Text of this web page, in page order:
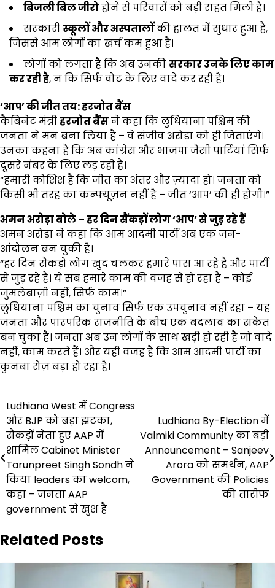
बिजली बिल जीरोहोने से परिवारों को बड़ी राहत मिली है।
सरकारीस्कूलों और अस्पतालोंकी हालत में सुधार हुआ है,
जिससे आम लोगों का खर्च कम हुआ है।
लोगों को लगता है कि अब उनकीसरकार उनके लिए काम
कर रही है, न कि सिर्फ वोट के लिए वादे कर रही है।
‘आप’की जीत तय: हरजोत बैंस
कैबिनेट मंत्रीहरजोत बैंसने कहा कि लुधियाना पश्चिम की
जनता ने मन बना लिया है – वे संजीव अरोड़ा को ही जिताएंगे।
उनका कहना है कि अब कांग्रेस और भाजपा जैसी पार्टियां सिर्फ
दूसरे नंबर के लिए लड़ रही हैं।
“हमारी कोशिश है कि जीत का अंतर और ज़्यादा हो। जनता को
किसी भी तरह का कन्फ्यूज़न नहीं है – जीत ‘आप’ की ही होगी।”
अमन अरोड़ा बोले –हर दिन सैंकड़ों लोग ‘आप’से जुड़ रहे हैं
अमन अरोड़ा ने कहा कि आम आदमी पार्टी अब एक जन-
आंदोलन बन चुकी है।
“हर दिन सैंकड़ों लोग खुद चलकर हमारे पास आ रहे हैं और पार्टी
से जुड़ रहे हैं। ये सब हमारे काम की वजह से हो रहा है – कोई
जुमलेबाज़ी नहीं, सिर्फ काम।”
लुधियाना पश्चिम का चुनाव सिर्फ एक उपचुनाव नहीं रहा – यह
जनता और पारंपरिक राजनीति के बीच एक बदलाव का संकेत
बन चुका है। जनता अब उन लोगों के साथ खड़ी हो रही है जो वादे
नहीं, काम करते हैं। और यही वजह है कि आम आदमी पार्टी का
कुनबा रोज़ बड़ा हो रहा है।
Post
navigation
Ludhiana West में Congress
और BJP को बड़ा झटका,
सैकड़ों नेता हुए AAP में
शामिल Cabinet Minister
Tarunpreet Singh Sondh ने
किया leaders का welcom,
कहा – जनता AAP
government से खुश है
Ludhiana By-Election में
Valmiki Community का बड़ी
Announcement – Sanjeev
Arora को समर्थन, AAP
Government की Policies
की तारीफ
Related Posts